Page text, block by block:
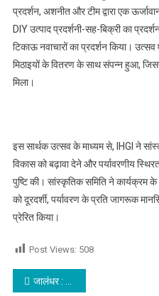
प्रदर्शन, अशनीत और टीम द्वारा एक
DIY उत्पाद प्रदर्शनी-सह-बिक्री का
टिकाऊ नवाचारों का प्रदर्शन किया।
मिठाइयों के वितरण के साथ संपन्न हुआ,
मिला।
इस सार्थक उत्सव के माध्यम से, IHGI ने
विकास को बढ़ावा देने और पर्यावरणीय
पुष्टि की। सांस्कृतिक समिति ने कार्यक्रम
को दूरदर्शी, पर्यावरण के प्रति जागरूक
प्रेरित किया।
Post Views: 508
Post navigation
जालंधर : घर की छत पर जाकर व्यक्ति ने चलाई गोली,मौत